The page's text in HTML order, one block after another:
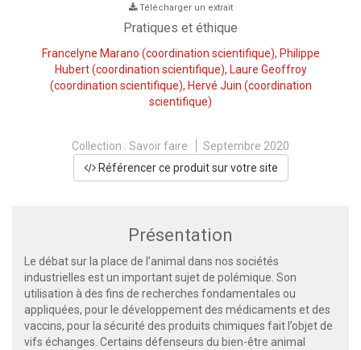
Télécharger un extrait
Pratiques et éthique
Francelyne Marano (coordination scientifique), Philippe
Hubert(coordination scientifique), Laure Geoffroy
(coordination scientifique), Hervé Juin (coordination
scientifique)
Collection : Savoir faire
Septembre 2020
Référencer ce produit sur votre site
Présentation
Le débat sur la place de l’animal dans nos sociétés
industrielles est un important sujet de polémique. Son
utilisation à des fins de recherches fondamentales ou
appliquées, pour le développement des médicaments et des
vaccins, pour la sécurité des produits chimiques fait l’objet de
vifs échanges. Certains défenseurs du bien-être animal